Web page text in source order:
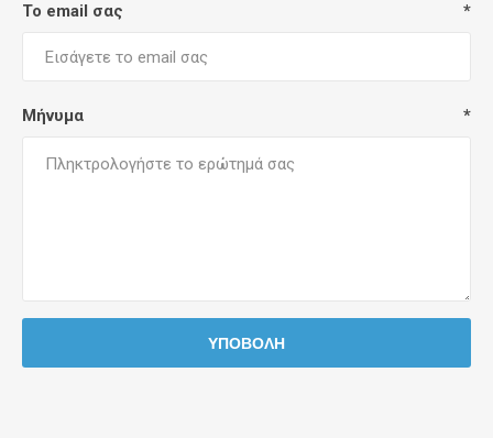
Το email σας *
Μήνυμα *